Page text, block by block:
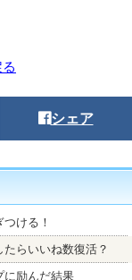
シェア
ける！
らいいね数復活？
に励んだ結果